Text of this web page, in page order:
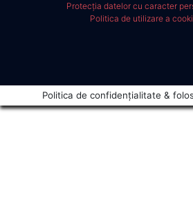
Protecția datelor cu caracter
Politica de utilizare a
Politica de confidențialitate &